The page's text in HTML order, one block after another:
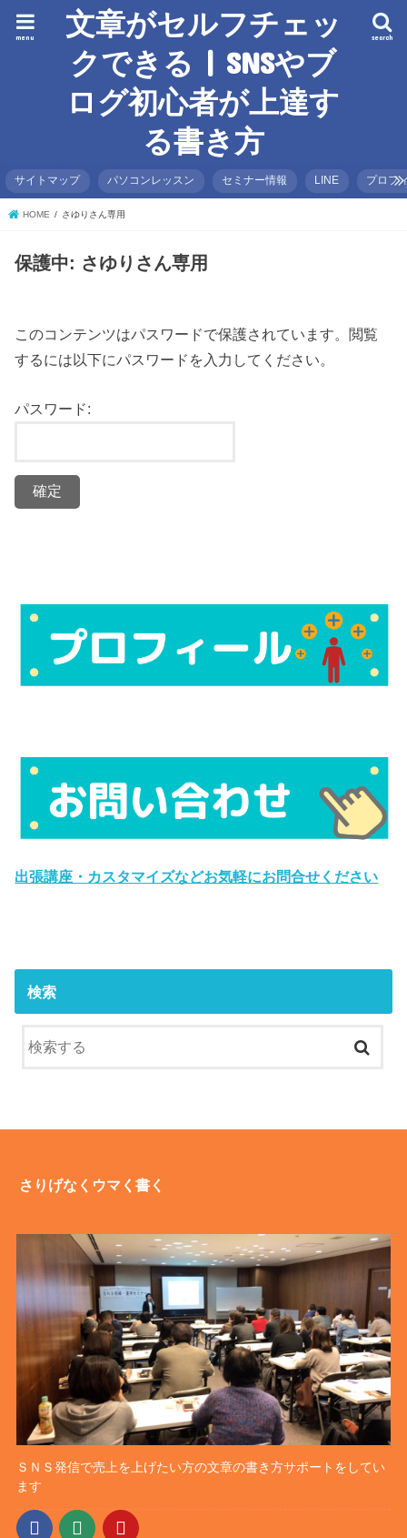
文章がセルフチェッ
クできる | SNSやブ
ログ初心者が上達す
る書き方
search
menu
サイトマップ パソコンレッスン セミナー情報 LINE プロフ
HOME さゆりさん専用
保護中: さゆりさん専用
このコンテンツはパスワードで保護されています。閲覧
するには以下にパスワードを入力してください。
パスワード:
出張講座・カスタマイズなどお気軽にお問合せください
検索
さりげなくウマく書く
ＳＮＳ発信で売上を上げたい方の文章の書き方サポートをしてい
ます